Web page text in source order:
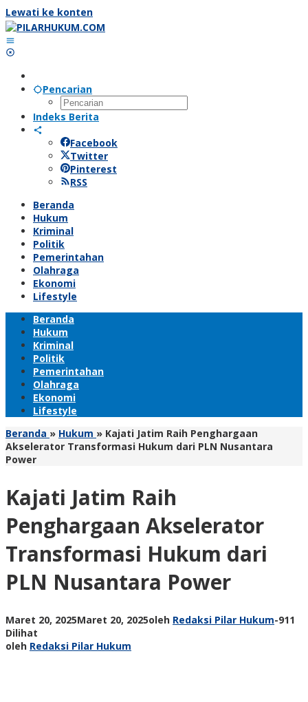
Lewati ke konten
Pencarian
Indeks Berita
Facebook
Twitter
Pinterest
RSS
Beranda
Hukum
Kriminal
Politik
Pemerintahan
Olahraga
Ekonomi
Lifestyle
Beranda
Hukum
Kriminal
Politik
Pemerintahan
Olahraga
Ekonomi
Lifestyle
Beranda » Hukum » Kajati Jatim Raih Penghargaan
Akselerator Transformasi Hukum dari PLN Nusantara
Power
Kajati Jatim Raih
Penghargaan Akselerator
Transformasi Hukum dari
PLN Nusantara Power
Maret 20, 2025Maret 20, 2025oleh Redaksi Pilar Hukum-911
Dilihat
oleh Redaksi Pilar Hukum